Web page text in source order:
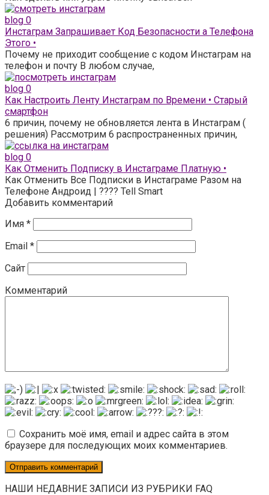
blog 0
Инстаграм Запрашивает Код Безопасности а Телефона
Этого •
Почему не приходит сообщение с кодом Инстаграм на
телефон и почту В любом случае,
blog 0
Как Настроить Ленту Инстаграм по Времени • Старый
смартфон
6 причин, почему не обновляется лента в Инстаграм (
решения) Рассмотрим 6 распространенных причин,
blog 0
Как Отменить Подписку в Инстаграме Платную •
Как Отменить Все Подписки в Инстаграме Разом на
Телефоне Андроид | ???? Tell Smart
Добавить комментарий
Имя *
Email *
Сайт
Комментарий
Сохранить моё имя, email и адрес сайта в этом
браузере для последующих моих комментариев.
НАШИ НЕДАВНИЕ ЗАПИСИ ИЗ РУБРИКИ FAQ